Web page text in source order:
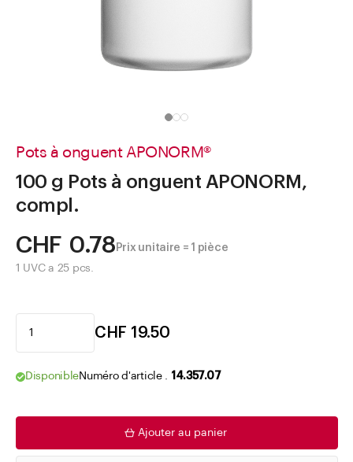
Pots à onguent APONORM®
100 g Pots à onguent APONORM,
compl.
CHF 0.78 Prix unitaire = 1 pièce
1 UVC a 25 pcs.
CHF 19.50
DisponibleNuméro d'article . 14.357.07
Ajouter au panier